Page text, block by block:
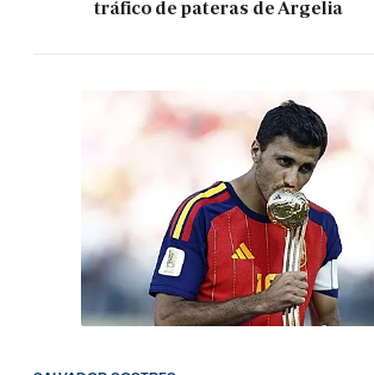
tráfico de pateras de Argelia